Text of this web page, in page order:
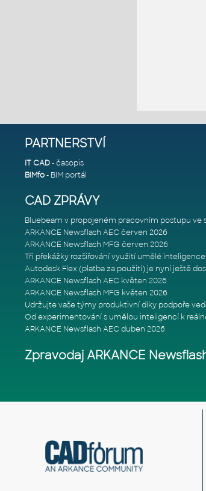
PARTNERSTVÍ
IT CAD- časopis
BIMfo- BIM portál
CAD ZPRÁVY
ARKANCE Newsflash AEC červen 2026
ARKANCE Newsflash MFG červen 2026
ARKANCE Newsflash AEC květen 2026
ARKANCE Newsflash MFG květen 2026
ARKANCE Newsflash AEC duben 2026
Zpravodaj ARKANCE